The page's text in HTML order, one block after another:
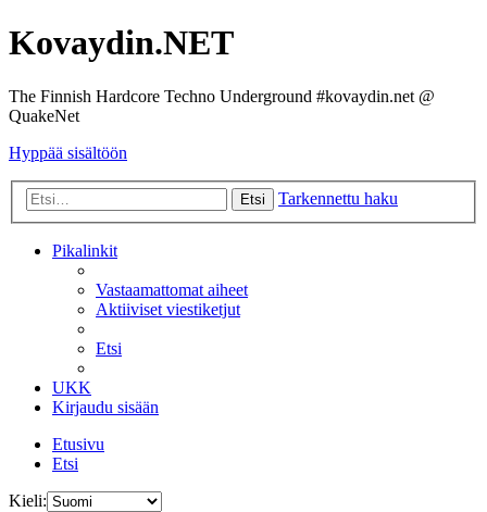
Kovaydin.NET
The Finnish Hardcore Techno Underground #kovaydin.net @
QuakeNet
Hyppää sisältöön
Etsi Tarkennettu haku
Pikalinkit
Vastaamattomat aiheet
Aktiiviset viestiketjut
Etsi
UKK
Kirjaudu sisään
Etusivu
Etsi
Kieli: